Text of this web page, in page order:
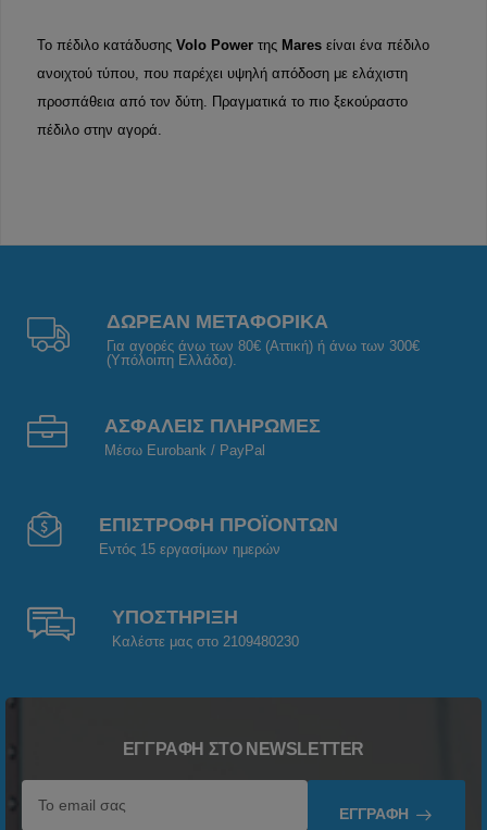
Το πέδιλο κατάδυσης Volo Power της Mares είναι ένα πέδιλο
ανοιχτού τύπου, που παρέχει υψηλή απόδοση με ελάχιστη
προσπάθεια από τον δύτη. Πραγματικά το πιο ξεκούραστο
πέδιλο στην αγορά.
ΔΩΡΕΑΝ ΜΕΤΑΦΟΡΙΚΑ
Για αγορές άνω των 80€ (Αττική) ή άνω των 300€
(Υπόλοιπη Ελλάδα).
ΑΣΦΑΛΕΙΣ ΠΛΗΡΩΜΕΣ
Μέσω Eurobank / PayPal
ΕΠΙΣΤΡΟΦΗ ΠΡΟΪΟΝΤΩΝ
Εντός 15 εργασίμων ημερών
ΥΠΟΣΤΗΡΙΞΗ
Καλέστε μας στο 2109480230
ΕΓΓΡΑΦΉ ΣΤΟ NEWSLETTER
ΕΓΓΡΑΦΉ